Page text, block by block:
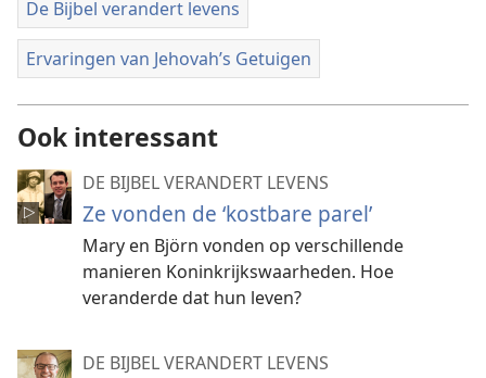
De Bijbel verandert levens
Ervaringen van Jehovah’s Getuigen
Ook interessant
DE BIJBEL VERANDERT LEVENS
Ze vonden de ‘kostbare parel’
Mary en Björn vonden op verschillende
manieren Koninkrijkswaarheden. Hoe
veranderde dat hun leven?
DE BIJBEL VERANDERT LEVENS